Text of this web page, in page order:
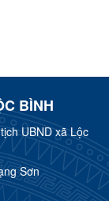
BÌNH
UBND xã Lộc
Sơn